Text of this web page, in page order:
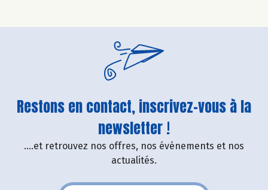
Restons en contact, inscrivez-vous à la
newsletter !
....et retrouvez nos offres, nos événements et nos
actualités.